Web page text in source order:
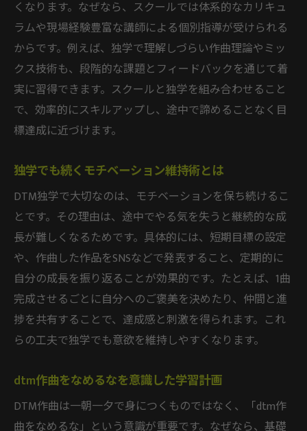
くなります。なぜなら、スクールでは体系的なカリキュ
ラムや現場経験豊富な講師による個別指導が受けられる
からです。例えば、独学で理解しづらい作曲理論やミッ
クス技術も、段階的な課題とフィードバックを通じて着
実に習得できます。スクールと独学を組み合わせること
で、効率的にスキルアップし、途中で諦めることなく目
標達成に近づけます。
独学でも続くモチベーション維持術とは
DTM独学で大切なのは、モチベーションを保ち続けるこ
とです。その理由は、途中でやる気を失うと継続的な成
長が難しくなるためです。具体的には、短期目標の設定
や、作曲した作品をSNSなどで発表すること、定期的に
自分の成長を振り返ることが効果的です。たとえば、1曲
完成させるごとに自分へのご褒美を決めたり、仲間と進
捗を共有することで、達成感と刺激を得られます。これ
らの工夫で独学でも意欲を維持しやすくなります。
dtm作曲をなめるなを意識した学習計画
DTM作曲は一朝一夕で身につくものではなく、「dtm作
曲をなめるな」という意識が重要です。なぜなら、基礎